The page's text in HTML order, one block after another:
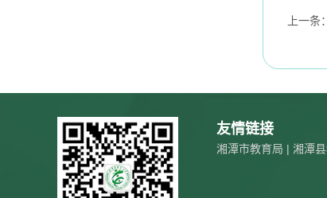
上一条：
友情链接
湘潭市教育局 | 湘潭